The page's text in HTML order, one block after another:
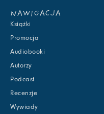
NAWIGACJA
Książki
Promocja
Audiobooki
Autorzy
Podcast
Recenzje
Wywiady